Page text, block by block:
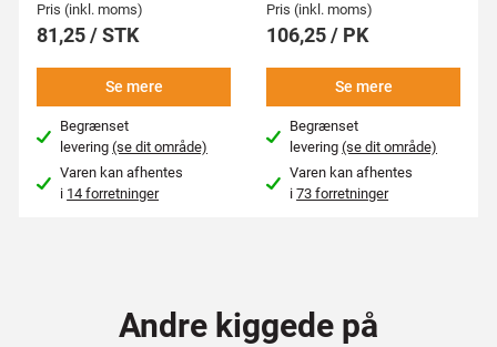
Pris (inkl. moms)
81,25 / STK
Se mere
Begrænset
levering(se dit område)
Varen kan afhentes
i 14 forretninger
Pris (inkl. moms)
106,25 / PK
Se mere
Begrænset
levering(se dit område)
Varen kan afhentes
i73 forretninger
Andre kiggede på